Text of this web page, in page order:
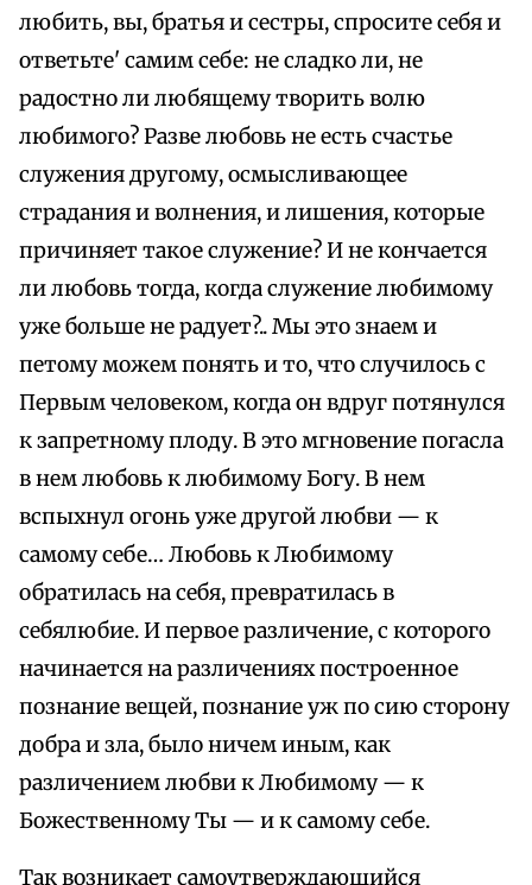
любить, вы, братья и сестры, спросите себя и
ответьте' самим себе: не сладко ли, не
радостно ли любящему творить волю
любимого? Разве любовь не есть счастье
служения другому, осмысливающее
страдания и волнения, и лишения, которые
причиняет такое служение? И не кончается
ли любовь тогда, когда служение любимому
уже больше не радует?.. Мы это знаем и
петому можем понять и то, что случилось с
Первым человеком, когда он вдруг потянулся
к запретному плоду. В это мгновение погасла
в нем любовь к любимому Богу. В нем
вспыхнул огонь уже другой любви — к
самому себе… Любовь к Любимому
обратилась на себя, превратилась в
себялюбие. И первое различение, с которого
начинается на различениях построенное
познание вещей, познание уж по сию сторону
добра и зла, было ничем иным, как
различением любви к Любимому — к
Божественному Ты — и к самому себе.
Так возникает самоутверждающийся